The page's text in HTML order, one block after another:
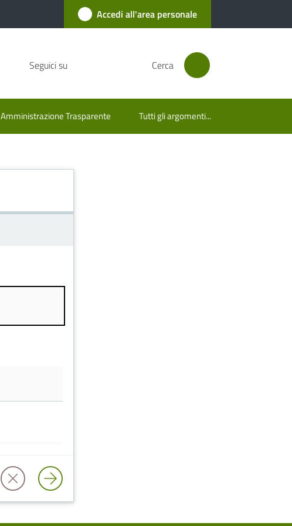
Accedi all'area personale
Seguici su Cerca
Amministrazione Trasparente Tutti gli argomenti...